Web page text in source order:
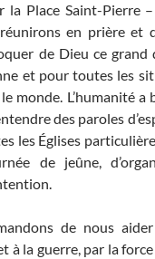
la Place Saint-Pierre
en prière et
de Dieu ce
et pour toutes les
monde. L’humanité a
des paroles
les Églises
de jeûne,
de nous
à la guerre, par la